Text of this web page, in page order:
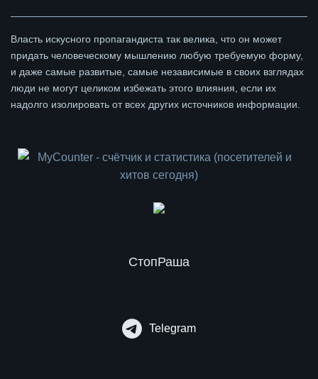
Власть искусного пропагандиста так велика, что он может
придать человеческому мышлению любую требуемую форму,
и даже самые развитые, самые независимые в своих взглядах
люди не могут целиком избежать этого влияния, если их
надолго изолировать от всех других источников информации.
СтопРаша
Telegram